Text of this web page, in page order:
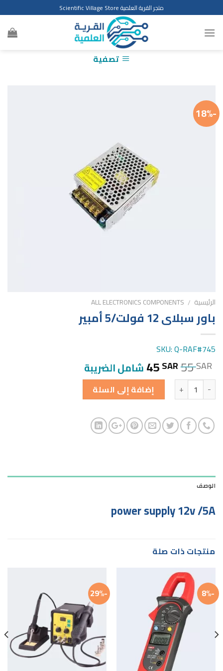
to
content
متجر القرية العلمية Scientific Village Store
تصفية
-18%
الرئيسية /
ALL ELECTRONICS COMPONENTS
باور سبلاى 12 فولت/5 أمبير
SKU: Q-RAF#745
55SAR
45SAR شامل الضريبة
الكمية إضافة إلى السلة
الوصف
power supply 12v /5A
منتجات ذات صلة
-8%
-29%